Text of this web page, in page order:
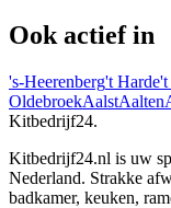
Ook actief in
's-Heerenberg't Harde't
OldebroekAalstAalten
Kitbedrijf24.
Kitbedrijf24.nl is uw
Nederland. Strakke
badkamer, keuken,